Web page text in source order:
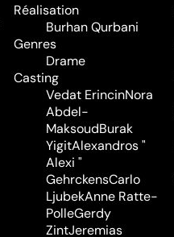
Réalisation
Burhan Qurbani
Genres
Drame
Casting
Vedat ErincinNora
Abdel-
MaksoudBurak
YigitAlexandros "
Alexi "
GehrckensCarlo
LjubekAnne Ratte-
PolleGerdy
ZintJeremias